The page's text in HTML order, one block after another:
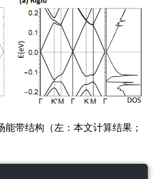
带结构（左：本文计算结果；